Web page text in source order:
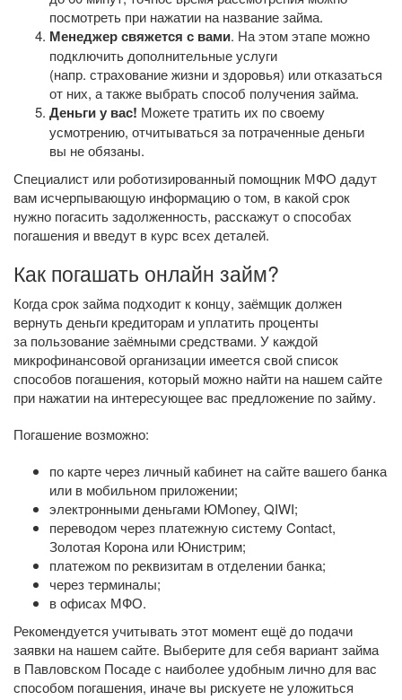
посмотреть при нажатии на название займа.
Менеджер свяжется с вами. На этом этапе можно
подключить дополнительные услуги
(напр. страхование жизни и здоровья) или отказаться
от них, а также выбрать способ получения займа.
Деньги у вас! Можете тратить их по своему
усмотрению, отчитываться за потраченные деньги
вы не обязаны.
Специалист или роботизированный помощник МФО дадут
вам исчерпывающую информацию о том, в какой срок
нужно погасить задолженность, расскажут о способах
погашения и введут в курс всех деталей.
Как погашать онлайн займ?
Когда срок займа подходит к концу, заёмщик должен
вернуть деньги кредиторам и уплатить проценты
за пользование заёмными средствами. У каждой
микрофинансовой организации имеется свой список
способов погашения, который можно найти на нашем сайте
при нажатии на интересующее вас предложение по займу.
Погашение возможно:
по карте через личный кабинет на сайте вашего банка
или в мобильном приложении;
электронными деньгами ЮMoney, QIWI;
переводом через платежную систему Contact,
Золотая Корона или Юнистрим;
платежом по реквизитам в отделении банка;
через терминалы;
в офисах МФО.
Рекомендуется учитывать этот момент ещё до подачи
заявки на нашем сайте. Выберите для себя вариант займа
в Павловском Посаде с наиболее удобным лично для вас
способом погашения, иначе вы рискуете не уложиться